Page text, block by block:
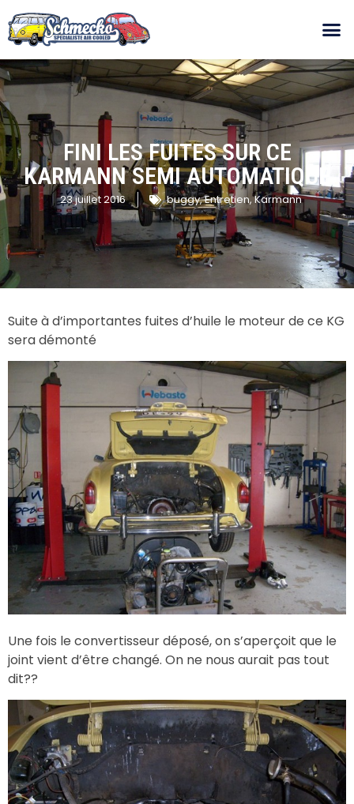
FINI LES FUITES SUR CE
KARMANN SEMI AUTOMATIQUE
23 juillet 2016 buggy,Entretien,Karmann
Suite à d’importantes fuites d’huile le moteur de ce KG
sera démonté
Une fois le convertisseur déposé, on s’aperçoit que le
joint vient d’être changé. On ne nous aurait pas tout
dit??